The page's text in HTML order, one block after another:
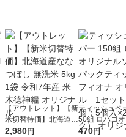
【アウトレット】【新
米切替特価】北海道産
ななつぼし 無洗米 5k
2,980円
ティッシュペ
50組 ロハコ
ルソフトパッ
470円